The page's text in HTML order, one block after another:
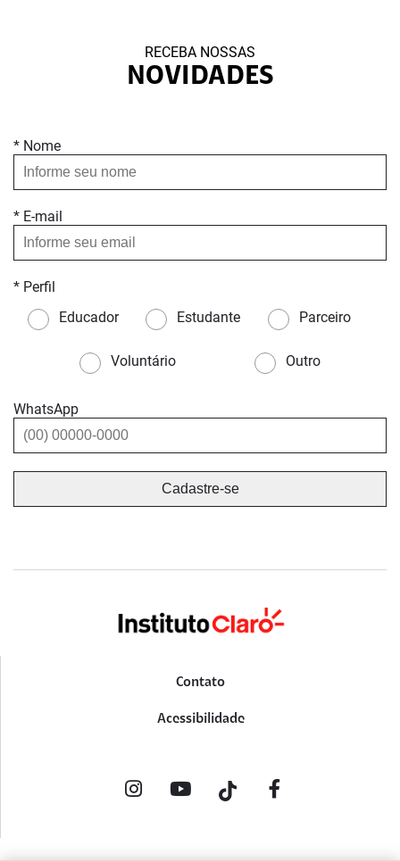
RECEBA NOSSAS
NOVIDADES
* Nome
* E-mail
* Perfil
Educador
Estudante Parceiro
Voluntário Outro
WhatsApp
Contato
Acessibilidade